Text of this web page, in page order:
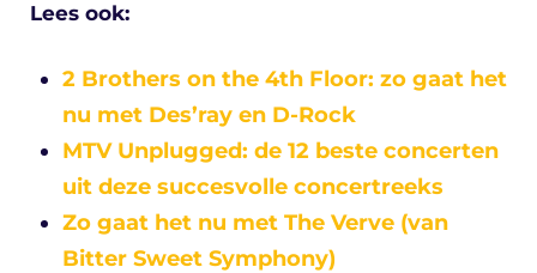
Lees ook:
2 Brothers on the 4th Floor: zo gaat het
nu met Des’ray en D-Rock
MTV Unplugged: de 12 beste concerten
uit deze succesvolle concertreeks
Zo gaat het nu met The Verve (van
Bitter Sweet Symphony)